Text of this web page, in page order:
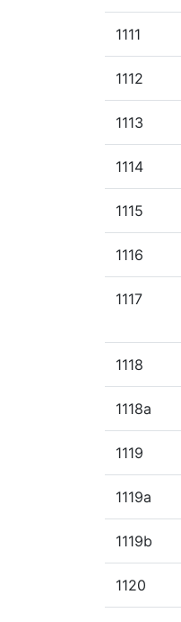
1111
1112
1113
1114
1115
1116
1117
1118
1118a
1119
1119a
1119b
1120